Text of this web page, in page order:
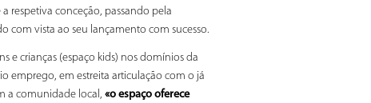
respetiva conceção, passando pela
com vista ao seu lançamento com sucesso.
e crianças (espaço kids) nos domínios da
emprego, em estreita articulação com o já
a comunidade local, «o espaço oferece